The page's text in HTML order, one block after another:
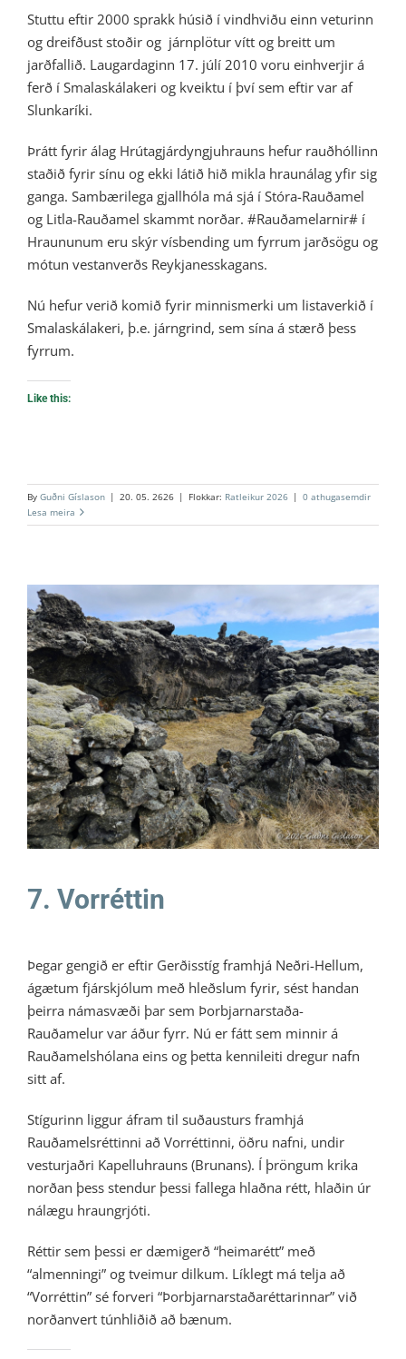
Stuttu eftir 2000 sprakk húsið í vindhviðu einn veturinn
og dreifðust stoðir og járnplötur vítt og breitt um
jarðfallið. Laugardaginn 17. júlí 2010 voru einhverjir á
ferð í Smalaskálakeri og kveiktu í því sem eftir var af
Slunkaríki.
Þrátt fyrir álag Hrútagjárdyngjuhrauns hefur rauðhóllinn
staðið fyrir sínu og ekki látið hið mikla hraunálag yfir sig
ganga. Sambærilega gjallhóla má sjá í Stóra-Rauðamel
og Litla-Rauðamel skammt norðar. #Rauðamelarnir# í
Hraununum eru skýr vísbending um fyrrum jarðsögu og
mótun vestanverðs Reykjanesskagans.
Nú hefur verið komið fyrir minnismerki um listaverkið í
Smalaskálakeri, þ.e. járngrind, sem sína á stærð þess
fyrrum.
Like this:
By Guðni Gíslason | 20. 05. 2626 | Flokkar: Ratleikur 2026 | 0 athugasemdir
Lesa meira
7. Vorréttin
Ratleikur 2026
7. Vorréttin
Þegar gengið er eftir Gerðisstíg framhjá Neðri-Hellum,
ágætum fjárskjólum með hleðslum fyrir, sést handan
þeirra námasvæði þar sem Þorbjarnarstaða-
Rauðamelur var áður fyrr. Nú er fátt sem minnir á
Rauðamelshólana eins og þetta kennileiti dregur nafn
sitt af.
Stígurinn liggur áfram til suðausturs framhjá
Rauðamelsréttinni að Vorréttinni, öðru nafni, undir
vesturjaðri Kapelluhrauns (Brunans). Í þröngum krika
norðan þess stendur þessi fallega hlaðna rétt, hlaðin úr
nálægu hraungrjóti.
Réttir sem þessi er dæmigerð “heimarétt” með
“almenningi” og tveimur dilkum. Líklegt má telja að
“Vorréttin” sé forveri “Þorbjarnarstaðaréttarinnar” við
norðanvert túnhliðið að bænum.